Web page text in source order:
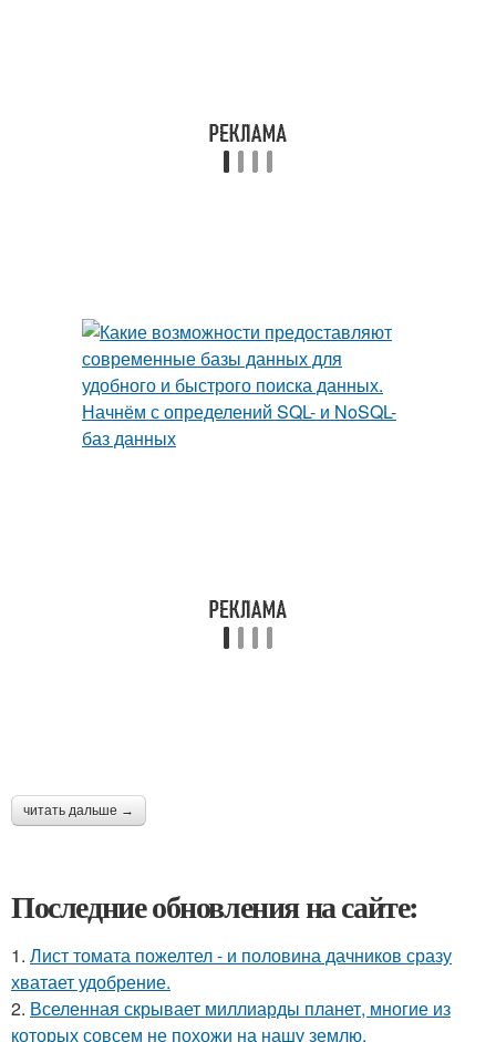
читать дальше →
Последние обновления на сайте:
1. Лист томата пожелтел - и половина дачников сразу
хватает удобрение.
2. Вселенная скрывает миллиарды планет, многие из
которых совсем не похожи на нашу землю.